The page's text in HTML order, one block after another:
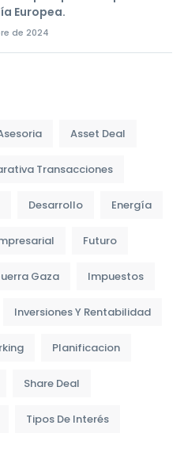
Europea.
de 2024
Asset Deal
Transacciones
Desarrollo Energía
Futuro
Gaza Impuestos
Inversiones Y Rentabilidad
Planificacion
Share Deal
Tipos De Interés